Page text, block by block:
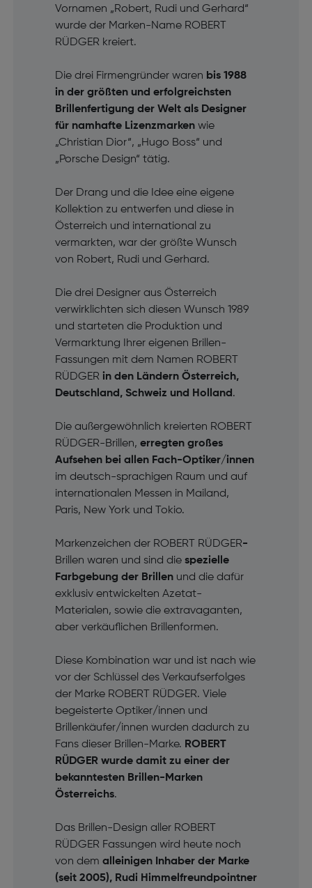
Vornamen „Robert, Rudi und Gerhard“
wurde der Marken-Name ROBERT
RÜDGER kreiert.
Die drei Firmengründer waren bis 1988
in der größten und erfolgreichsten
Brillenfertigung der Welt als Designer
für namhafte Lizenzmarkenwie
„Christian Dior“, „Hugo Boss“ und
„Porsche Design“ tätig.
Der Drang und die Idee eine eigene
Kollektion zu entwerfen und diese in
Österreich und international zu
vermarkten, war der größte Wunsch
von Robert, Rudi und Gerhard.
Die drei Designer aus Österreich
verwirklichten sich diesen Wunsch 1989
und starteten die Produktion und
Vermarktung Ihrer eigenen Brillen-
Fassungen mit dem Namen ROBERT
RÜDGER in den Ländern Österreich,
Deutschland, Schweiz und Holland .
Die außergewöhnlich kreierten ROBERT
RÜDGER-Brillen, erregten großes
Aufsehen bei allen Fach-Optiker/innen
im deutsch-sprachigen Raum und auf
internationalen Messen in Mailand,
Paris, New York und Tokio.
Markenzeichen der ROBERT RÜDGER-
Brillen waren und sind die spezielle
Farbgebung der Brillenund die dafür
exklusiv entwickelten Azetat-
Materialen, sowie die extravaganten,
aber verkäuflichen Brillenformen.
Diese Kombination war und ist nach wie
vor der Schlüssel des Verkaufserfolges
der Marke ROBERT RÜDGER. Viele
begeisterte Optiker/innen und
Brillenkäufer/innen wurden dadurch zu
Fans dieser Brillen-Marke. ROBERT
RÜDGER wurde damit zu einer der
bekanntesten Brillen-Marken
Österreichs.
Das Brillen-Design aller ROBERT
RÜDGER Fassungen wird heute noch
von dem alleinigen Inhaber der Marke
(seit 2005), Rudi Himmelfreundpointner